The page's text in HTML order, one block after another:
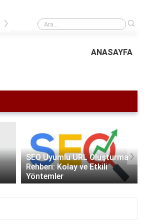
En İyi SEO Teknikleri 2024 | Arama Motorlarında
›
ANASAYFA
SEO Uyumlu URL Oluşturma
Rehberi: Kolay ve Etkili
Yöntemler
›